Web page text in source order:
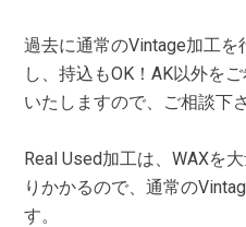
過去に通常のVintage加工
し、持込もOK！AK以外を
いたしますので、ご相談下さ
Real Used加工は、WAXを
りかかるので、通常の
す。